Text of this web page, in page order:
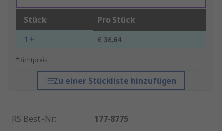
Stück Pro Stück
1 + € 36,64
*Richtpreis
Zu einer Stückliste hinzufügen
RS Best.-Nr.:
177-8775